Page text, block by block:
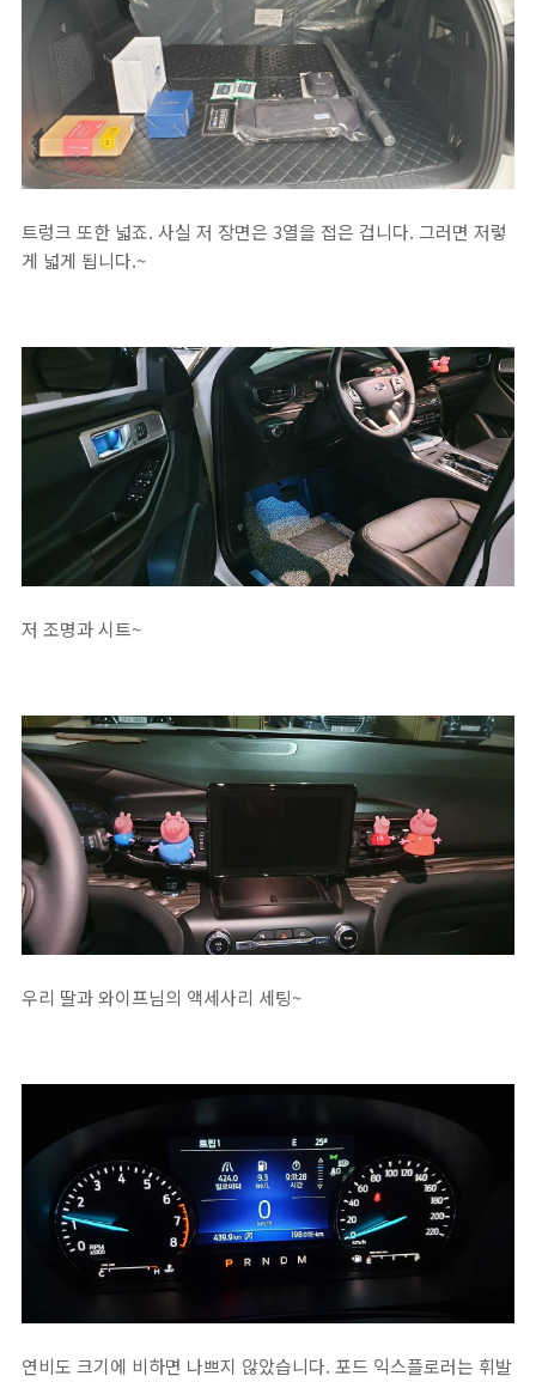
트렁크 또한 넓죠. 사실 저 장면은 3열을 접은 겁니다. 그러면 저렇
게 넓게 됩니다.~
저 조명과 시트~
우리 딸과 와이프님의 액세사리 세팅~
연비도 크기에 비하면 나쁘지 않았습니다. 포드 익스플로러는 휘발